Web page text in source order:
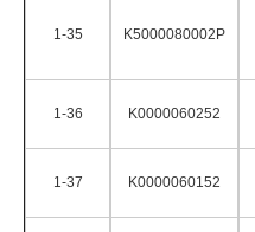
1-35 K5000080002P
1-36 K0000060252
1-37 K0000060152